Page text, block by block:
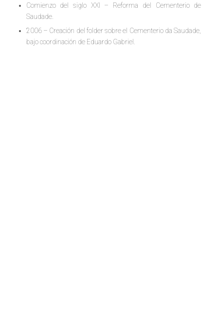
Comienzo del siglo XXI – Reforma del Cementerio de
Saudade.
2006 – Creación del folder sobre el Cementerio da Saudade,
bajo coordinación de Eduardo Gabriel.